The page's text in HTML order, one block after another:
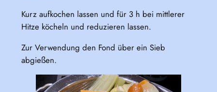
Kurz aufkochen lassen und für 3 h bei mittlerer
Hitze köcheln und reduzieren lassen.
Zur Verwendung den Fond über ein Sieb
abgießen.